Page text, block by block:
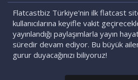
Flatcastbiz Türkiye'nin ilk flatcast
kullanıcılarına keyifle vakit
yayınlandığı paylaşımlarla yayın
süredir devam ediyor. Bu büyük
gurur duyacağınızı biliyoruz!